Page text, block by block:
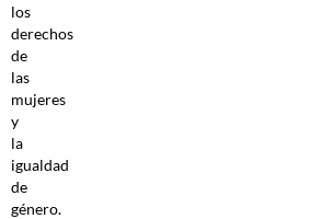
los
derechos
de
las
mujeres
y
la
igualdad
de
género.